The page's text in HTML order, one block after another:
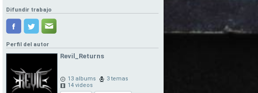
Difundir trabajo
Perfil del autor
Revil_Returns
13 albums
3 temas
14 videos